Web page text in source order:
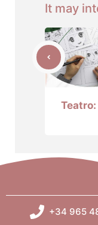
It may
+34 965